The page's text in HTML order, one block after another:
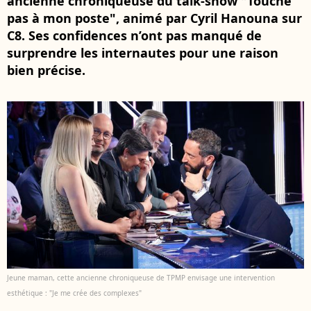
pas à mon poste", animé par Cyril Hanouna sur
C8. Ses confidences n’ont pas manqué de
surprendre les internautes pour une raison
bien précise.
Jeune maman, cette ancienne chroniqueuse de TPMP envisage une intervention
esthétique : "Je me crée des complexes"